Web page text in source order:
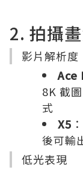
2. 拍攝
影片解析度
Ace
8K 截
式
X5
後可輸
低光表現